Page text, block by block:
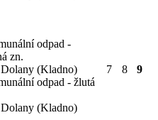
odpad -
zn.
Dolany (Kladno)
odpad - žlutá
Dolany (Kladno)
7 8 9